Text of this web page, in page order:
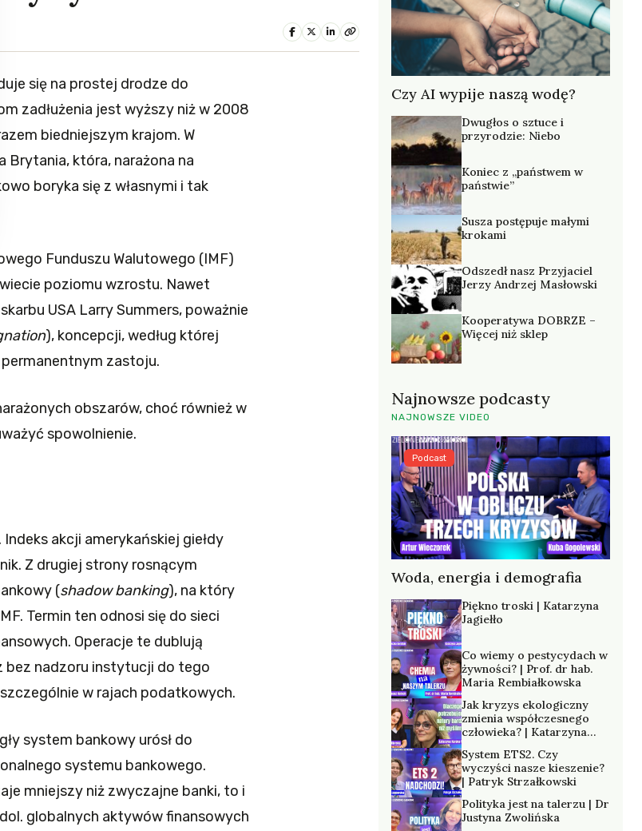
się na prostej drodze do
zadłużenia jest wyższy niż w 2008
biedniejszym krajom. W
Brytania, która, narażona na
boryka się z własnymi i tak
Funduszu Walutowego (IMF)
poziomu wzrostu. Nawet
USA Larry Summers, poważnie
), koncepcji, według której
zastoju.
obszarów, choć również w
spowolnienie.
akcji amerykańskiej giełdy
Z drugiej strony rosnącym
(shadow banking), na który
Termin ten odnosi się do sieci
Operacje te dublują
bez nadzoru instytucji do tego
w rajach podatkowych.
system bankowy urósł do
systemu bankowego.
mniejszy niż zwyczajne banki, to i
globalnych aktywów finansowych
Czy AI wypije naszą wodę?
Dwugłos o sztuce i
przyrodzie: Niebo
Koniec z „państwem w
państwie”
Susza postępuje małymi
krokami
Odszedł nasz Przyjaciel
Jerzy Andrzej Masłowski
Kooperatywa DOBRZE –
Więcej niż sklep
Najnowsze podcasty
NAJNOWSZE VIDEO
Woda, energia i demografia
Podcast
Piękno troski | Katarzyna
Jagiełło
Co wiemy o pestycydach w
żywności? | Prof. dr hab.
Maria Rembiałkowska
Jak kryzys ekologiczny
zmienia współczesnego
człowieka? | Katarzyna
System ETS2. Czy
wyczyści nasze kieszenie?
| Patryk Strzałkowski
Polityka jest na talerzu | Dr
Justyna Zwolińska